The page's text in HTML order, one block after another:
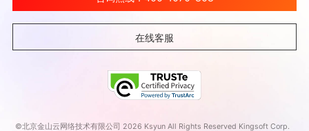
在线客服
©北京金山云网络技术有限公司 2026 Ksyun All Rights Reserved Kingsoft Corp.